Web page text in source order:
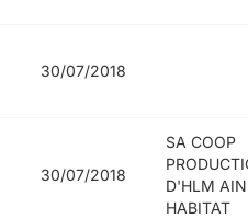
30/07/2018
30/07/2018
SA COOP
D'HLM AIN
HABITAT